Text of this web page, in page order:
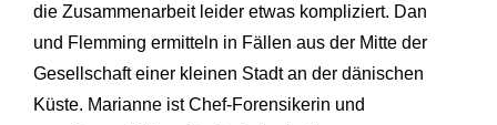
die Zusammenarbeit leider etwas kompliziert. Dan
und Flemming ermitteln in Fällen aus der Mitte der
Gesellschaft einer kleinen Stadt an der dänischen
Küste. Marianne ist Chef-Forensikerin und